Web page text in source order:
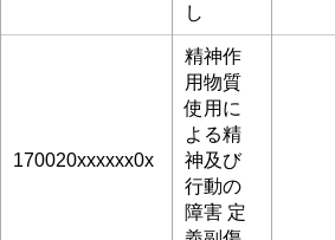
し
170020xxxxxx0x
精神作
用物質
使用に
よる精
神及び
行動の
障害 定